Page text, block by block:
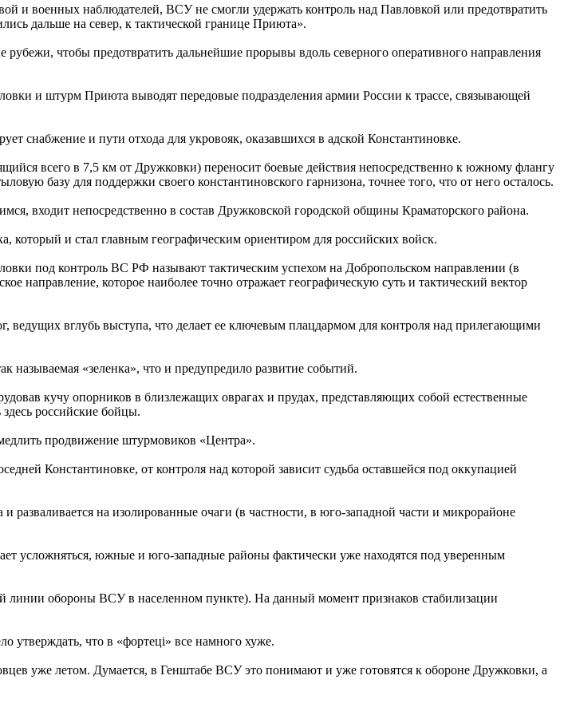
и военных наблюдателей, ВСУ не смогли удержать контроль над Павловкой или предотвратить
дальше на север, к тактической границе Приюта».
чтобы предотвратить дальнейшие прорывы вдоль северного оперативного направления
и штурм Приюта выводят передовые подразделения армии России к трассе, связывающей
снабжение и пути отхода для укровояк, оказавшихся в адской Константиновке.
всего в 7,5 км от Дружковки) переносит боевые действия непосредственно к южному флангу
базу для поддержки своего константиновского гарнизона, точнее того, что от него осталось.
входит непосредственно в состав Дружковской городской общины Краматорского района.
который и стал главным географическим ориентиром для российских войск.
под контроль ВС РФ называют тактическим успехом на Добропольском направлении (в
направление, которое наиболее точно отражает географическую суть и тактический вектор
вглубь выступа, что делает ее ключевым плацдармом для контроля над прилегающими
«зеленка», что и предупредило развитие событий.
кучу опорников в близлежащих оврагах и прудах, представляющих собой естественные
российские бойцы.
продвижение штурмовиков «Центра».
Константиновке, от контроля над которой зависит судьба оставшейся под оккупацией
на изолированные очаги (в частности, в юго-западной части и микрорайоне
усложняться, южные и юго-западные районы фактически уже находятся под уверенным
линии обороны ВСУ в населенном пункте). На данный момент признаков стабилизации
утверждать, что в «фортецi» все намного хуже.
уже летом. Думается, в Генштабе ВСУ это понимают и уже готовятся к обороне Дружковки, а